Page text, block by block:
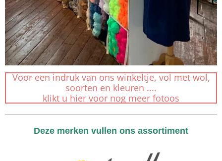
Voor een indruk van ons winkeltje, vol met wol,
soorten en kleuren ....
klikt u hier voor nog meer fotoos
Deze merken vullen ons assortiment